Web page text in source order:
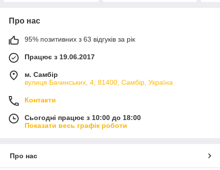
Про нас
95% позитивних з 63 відгуків за рік
Працює з 19.06.2017
м. Самбір
вулиця Бачинських, 4, 81400, Самбір, Україна
Контакти
Сьогодні працює з 10:00 до 18:00
Показати весь графік роботи
Про нас